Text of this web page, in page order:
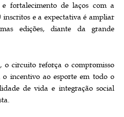
e fortalecimento de laços com a
inscritos e a expectativa é ampliar
edições, diante da grande
circuito reforça o compromisso
incentivo ao esporte em todo o
de vida e integração social